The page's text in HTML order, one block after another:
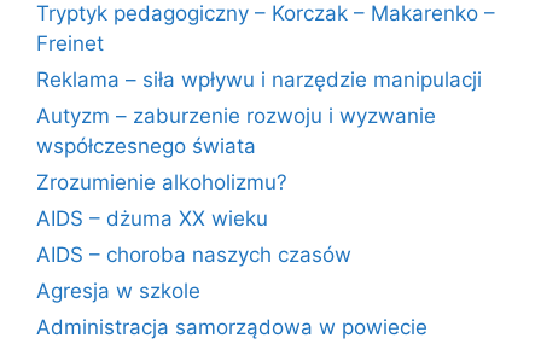
Tryptyk pedagogiczny – Korczak – Makarenko –
Freinet
Reklama – siła wpływu i narzędzie manipulacji
Autyzm – zaburzenie rozwoju i wyzwanie
współczesnego świata
Zrozumienie alkoholizmu?
AIDS – dżuma XX wieku
AIDS – choroba naszych czasów
Agresja w szkole
Administracja samorządowa w powiecie